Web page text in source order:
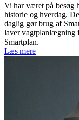
Vi har været på besøg
historie og hverdag.
daglig gør brug af
laver vagtplanlægning
Smartplan.
Læs mere